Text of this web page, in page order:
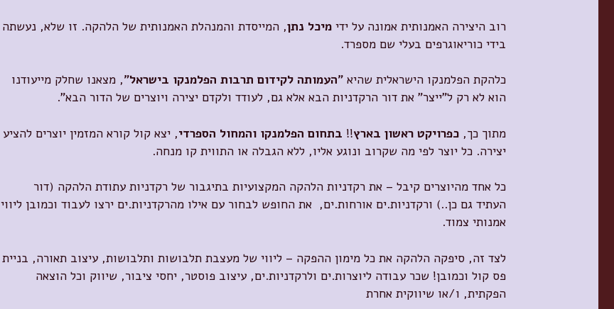
רוב היצירה האמנותית אמונה על ידי מיכל נתן, המייסדת והמנהלת האמנותית של הלהקה. זו שלא, נעשתה
בידי כוריאוגרפים בעלי שם מספרד.
כלהקת הפלמנקו הישראלית שהיא "העמותה לקידום תרבות הפלמנקו בישראל", מצאנו שחלק מייעודנו
הוא לא רק ל"ייצר" את דור הרקדניות הבא אלא גם, לעודד ולקדם יצירה ויוצרים של הדור הבא".
מתוך כך, כפרויקט ראשון בארץ!! בתחום הפלמנקו והמחול הספרדי, יצא קול קורא המזמין יוצרים להציע
יצירה. כל יוצר לפי מה שקרוב ונוגע אליו, ללא הגבלה או התווית קו מנחה.
כל אחד מהיוצרים קיבל – את רקדניות הלהקה המקצועיות בתיגבור של רקדניות עתודת הלהקה (דור
העתיד גם כן..) ורקדניות.ים אורחות.ים, את החופש לבחור עם אילו מהרקדניות.ים ירצו לעבוד וכמובן ליווי
אמנותי צמוד.
לצד זה, סיפקה הלהקה את כל מימון ההפקה – ליווי של מעצבת תלבושות ותלבושות, עיצוב תאורה, בניית
פס קול וכמובן! שכר עבודה ליוצרות.ים ולרקדניות.ים, עיצוב פוסטר, יחסי ציבור, שיווק וכל הוצאה
הפקתית, ו/או שיווקית אחרת